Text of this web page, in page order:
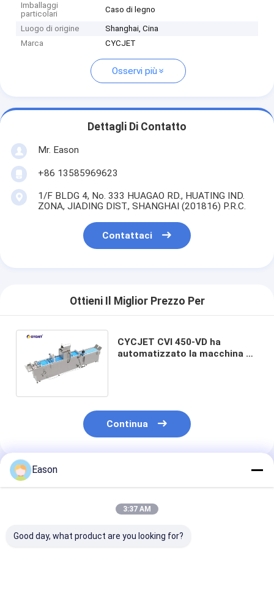
Imballaggi
particolari
Caso di legno
Luogo di origine
Shanghai, Cina
Marca
CYCJET
Osservi più
Dettagli Di Contatto
Mr. Eason
+86 13585969623
1/F BLDG 4, No. 333 HUAGAO RD., HUATING IND.
ZONA, JIADING DIST., SHANGHAI (201816) P.R.C.
Contattaci
Ottieni Il Miglior Prezzo Per
CYCJET CVI 450-VD ha
automatizzato la macchina di
Continua
Prodotti Raccomandati
Eason
3:37 AM
Good day, what product are you looking for?